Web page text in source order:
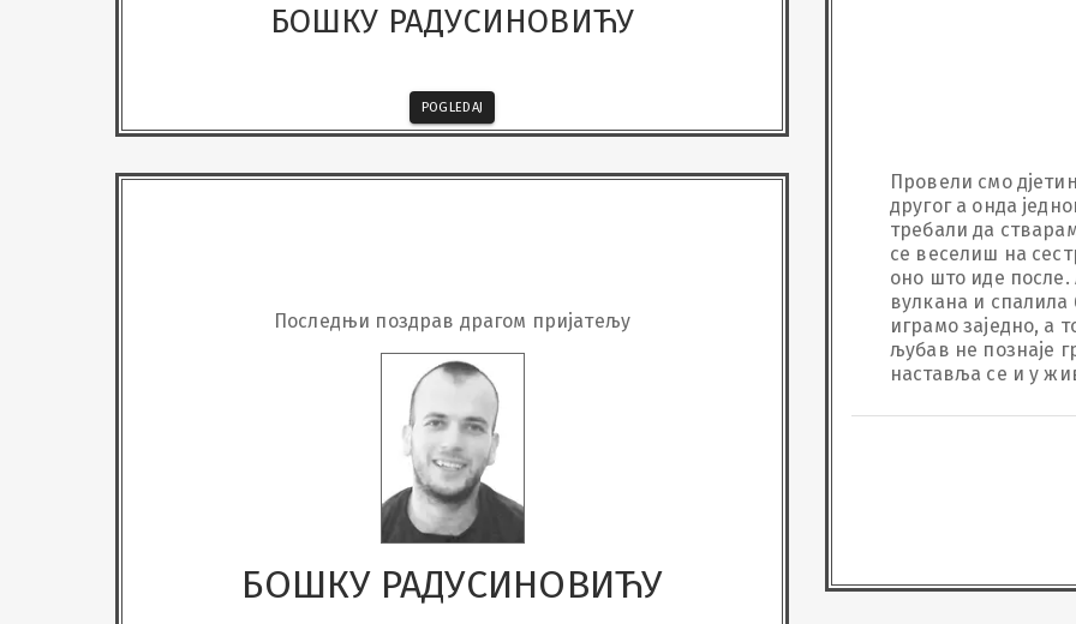
БОШКУ РАДУСИНОВИЋУ
POGLEDAJ
Провели смо
другог а онда
требали да
се веселиш на
оно што иде после.
вулкана и спалила
играмо заједно, а
љубав не познаје
наставља се и у
још једном
замрзнућу
Последњи поздрав драгом пријатељу
БОШКУ РАДУСИНОВИЋУ